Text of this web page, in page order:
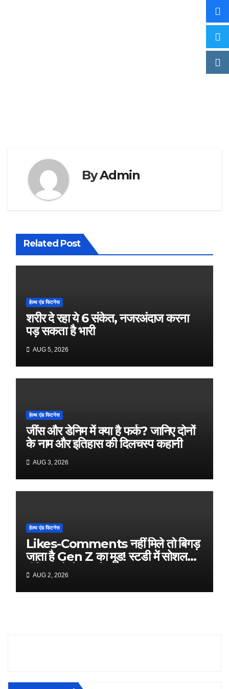
ByAdmin
Related Post
हेल्थ एंड फिटनेस
शरीर दे रहा ये 6 संकेत, नजरअंदाज करना
पड़ सकता है भारी
AUG 5, 2026
हेल्थ एंड फिटनेस
जींस और डेनिम में क्या है फर्क? जानिए दोनों
के नाम और इतिहास की दिलचस्प कहानी
AUG 3, 2026
हेल्थ एंड फिटनेस
Likes-Comments नहीं मिले तो बिगड़
जाता है Gen Z का मूड! स्टडी में सोशल
मीडिया को लेकर चौंकाने वाला खुलासा
AUG 2, 2026